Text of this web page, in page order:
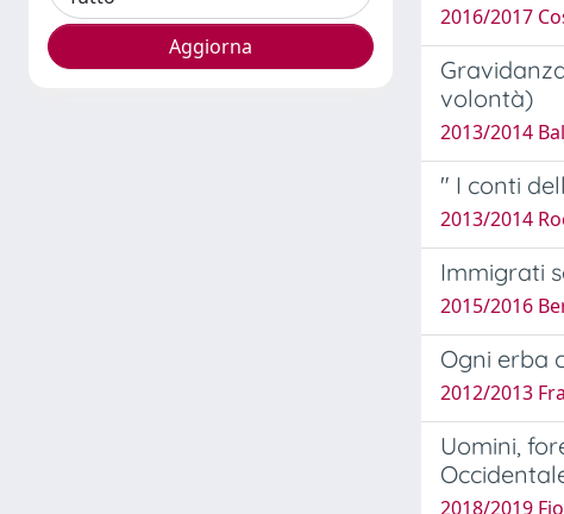
2016/2017
volontà)
2013/2014
" I conti
2013/2014
Immigrati
2015/2016
Ogni erba
2012/2013
Uomini,
2018/2019